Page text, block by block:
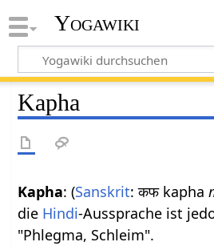
Yogawiki
Kapha
Kapha: (Sanskrit: कफ kapha
die Hindi-Aussprache ist
"Phlegma, Schleim".